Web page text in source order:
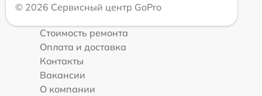
© 2026 Сервисный центр GoPro
Стоимость ремонта
Оплата и доставка
Контакты
Вакансии
О компании